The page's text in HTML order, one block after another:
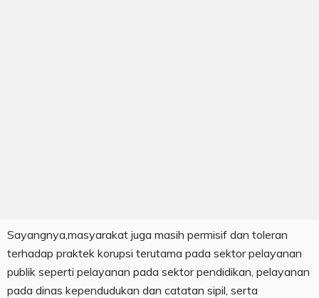
Sayangnya,masyarakat juga masih permisif dan toleran
terhadap praktek korupsi terutama pada sektor pelayanan
publik seperti pelayanan pada sektor pendidikan, pelayanan
pada dinas kependudukan dan catatan sipil, serta